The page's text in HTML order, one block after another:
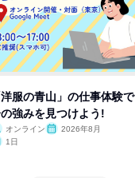
洋服の青山」の仕事体験
強みを見つけよう!
オンライン
2026年8月
1日